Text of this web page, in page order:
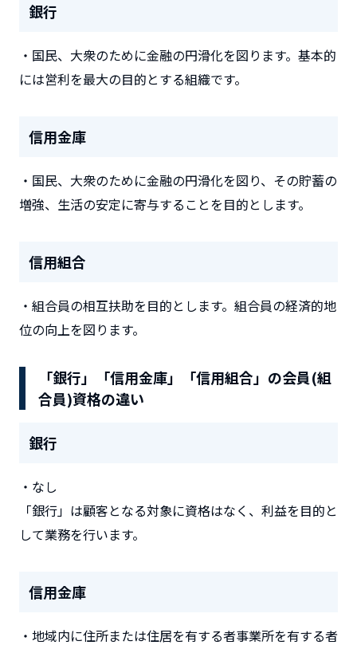
銀行
・国民、大衆のために金融の円滑化を図ります。基本的
には営利を最大の目的とする組織です。
信用金庫
・国民、大衆のために金融の円滑化を図り、その貯蓄の
増強、生活の安定に寄与することを目的とします。
信用組合
・組合員の相互扶助を目的とします。組合員の経済的地
位の向上を図ります。
「銀行」「信用金庫」「信用組合」の会員(組
合員)資格の違い
銀行
・なし
「銀行」は顧客となる対象に資格はなく、利益を目的と
して業務を行います。
信用金庫
・地域内に住所または住居を有する者事業所を有する者